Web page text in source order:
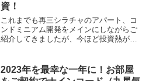
資！
これまでも再三シラチャのアパート、コ
ンドミニアム開発をメインにしながらご
紹介してきましたが、今ほど投資熱が高
る」と言う街で、自動車、電気関係をは
じめとして、日本でも製造業...
2023年を最幸な一年に！お部屋